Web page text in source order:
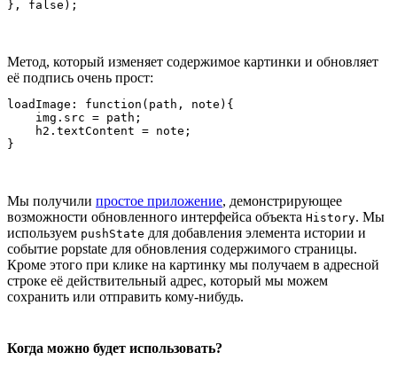
Метод, который изменяет содержимое картинки и обновляет
её подпись очень прост:
loadImage: function(path, note){
    img.src = path;
    h2.textContent = note;
Мы получили простое приложение, демонстрирующее
возможности обновленного интерфейса объекта History. Мы
используем pushState для добавления элемента истории и
событие popstate для обновления содержимого страницы.
Кроме этого при клике на картинку мы получаем в адресной
строке её действительный адрес, который мы можем
сохранить или отправить кому-нибудь.
Когда можно будет использовать?